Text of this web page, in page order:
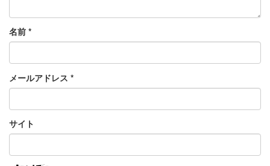
名前 *
メールアドレス *
サイト